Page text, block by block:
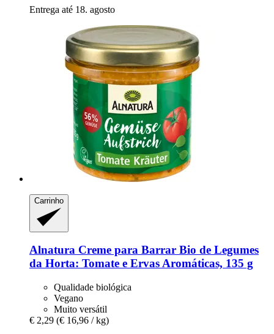
Entrega até 18. agosto
Carrinho
Alnatura Creme para Barrar Bio de Legumes
da Horta: Tomate e Ervas Aromáticas, 135 g
Qualidade biológica
Vegano
Muito versátil
€ 2,29 (€ 16,96 / kg)